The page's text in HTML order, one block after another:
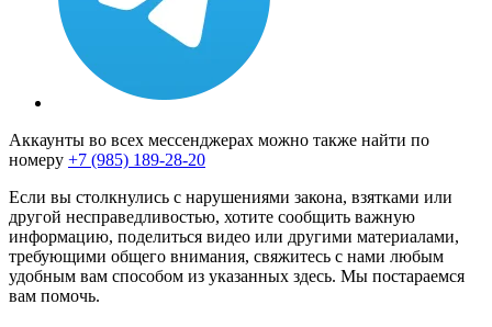
Аккаунты во всех мессенджерах можно также найти по
номеру +7 (985) 189-28-20
Если вы столкнулись с нарушениями закона, взятками или
другой несправедливостью, хотите сообщить важную
информацию, поделиться видео или другими материалами,
требующими общего внимания, свяжитесь с нами любым
удобным вам способом из указанных здесь. Мы постараемся
вам помочь.